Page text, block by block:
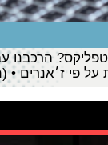
הרכבנו
פי ז׳אנרים •